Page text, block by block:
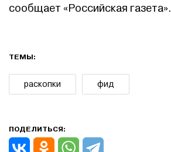
сообщает «Российская газета».
ТЕМЫ:
раскопки фид
ПОДЕЛИТЬСЯ: